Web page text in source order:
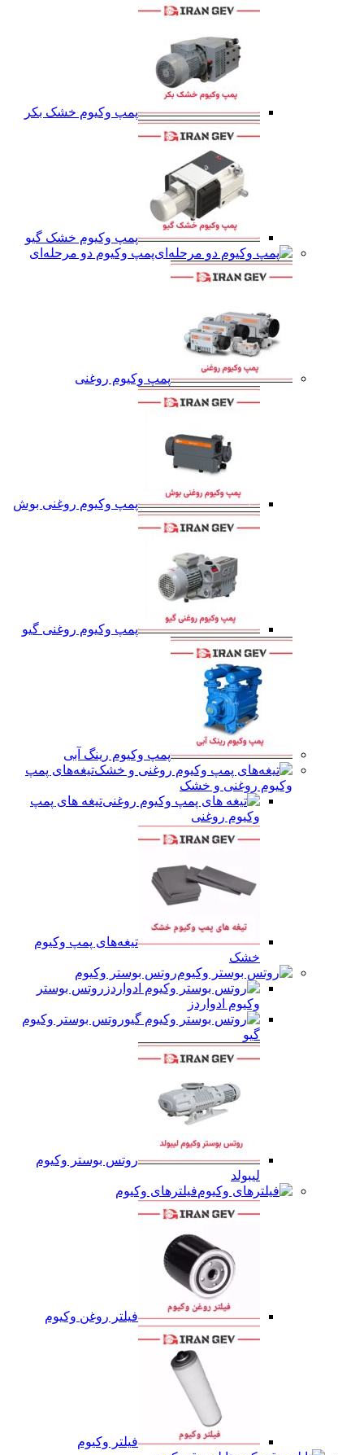
پمپ وکیوم خشک بکر
پمپ وکیوم خشک گیو
پمپ وکیوم دو مرحله‌ای
پمپ وکیوم روغنی
پمپ وکیوم روغنی بوش
پمپ وکیوم روغنی گیو
پمپ وکیوم رینگ آبی
تیغه‌های پمپ
وکیوم روغنی و خشک
تیغه های پمپ
وکیوم روغنی
تیغه‌های پمپ وکیوم
خشک
روتس بوستر وکیوم
روتس بوستر
وکیوم ادواردز
روتس بوستر وکیوم
گیو
روتس بوستر وکیوم
لیبولد
فیلترهای وکیوم
فیلتر روغن وکیوم
فیلتر وکیوم